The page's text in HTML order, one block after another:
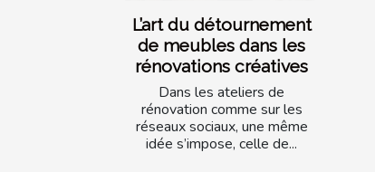
L’art du détournement
de meubles dans les
rénovations créatives
Dans les ateliers de
rénovation comme sur les
réseaux sociaux, une même
idée s’impose, celle de...